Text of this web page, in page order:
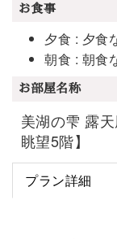
お食事
夕食 : 夕食
朝食 : 朝食
お部屋名称
美湖の雫 露
眺望5階】
プラン詳細